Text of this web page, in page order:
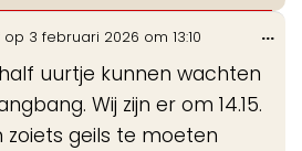
op 3 februari 2026 om 13:10
uurtje kunnen wachten
Wij zijn er om 14.15.
zoiets geils te moeten
...